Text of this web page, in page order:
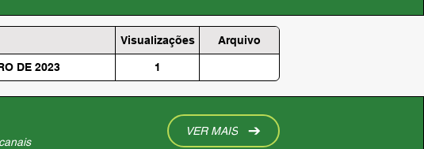
Visualizações Arquivo
DE 2023 1
VER MAIS